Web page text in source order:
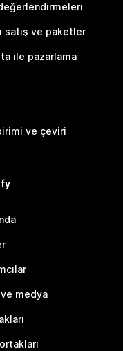
satış ve paketler
ile pazarlama
ve çeviri
ve medya